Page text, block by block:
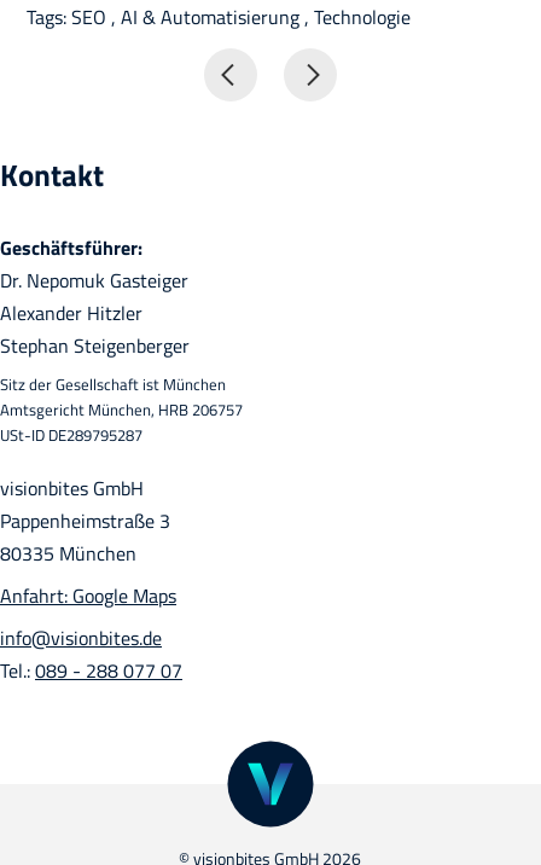
Tags:SEO,AI & Automatisierung,Technologie
Kontakt
Geschäftsführer:
Dr. Nepomuk Gasteiger
Alexander Hitzler
Stephan Steigenberger
Sitz der Gesellschaft ist München
Amtsgericht München, HRB 206757
USt-ID DE289795287
visionbites GmbH
Pappenheimstraße 3
80335 München
Anfahrt: Google Maps
info@visionbites.de
Tel.:089 - 288 077 07
© visionbites GmbH 2026